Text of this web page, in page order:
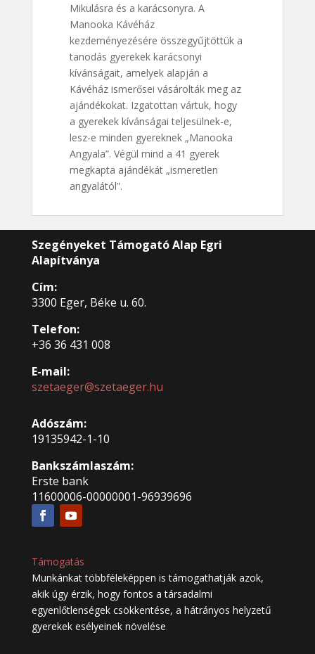
Mikulásra és a karácsonyra. A
Manooka Kávéház
kezdeményezésére összegyűjtöttük a
tanodás gyerekek karácsonyi
kívánságait, amelyek alapján a
Kávéház ismerősei vásárolták meg az
ajándékokat. Izgatottan vártuk, hogy
a gyerekek kívánságai teljesülnek-e,
lesz-e minden gyereknek „Manooka
Angyala”. Végül mind a 41 gyerek
megkapta ajándékát „ismeretlen
angyalától”.
Szegényeket Támogató Alap Egri
Alapítványa
Cím:
3300 Eger, Béke u. 60.
Telefon:
+36 36 431 008
E-mail:
szetaeger@szetaeger.hu
Adószám:
19135942-1-10
Bankszámlaszám:
Erste bank
11600006-00000001-96939696
Támogatás
Munkánkat többféleképpen is támogathatják azok,
akik úgy érzik, hogy fontos a társadalmi
egyenlőtlenségek csökkentése, a hátrányos helyzetű
gyerekek esélyeinek növelése.